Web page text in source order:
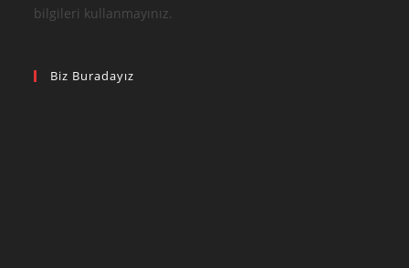
bilgileri kullanmayınız.
Biz Buradayız